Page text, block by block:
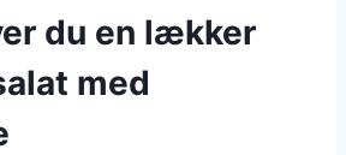
du en lækker
med